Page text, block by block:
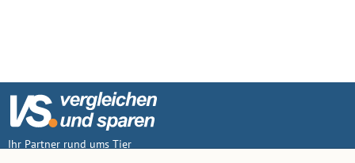
Ihr Partner rund ums Tier